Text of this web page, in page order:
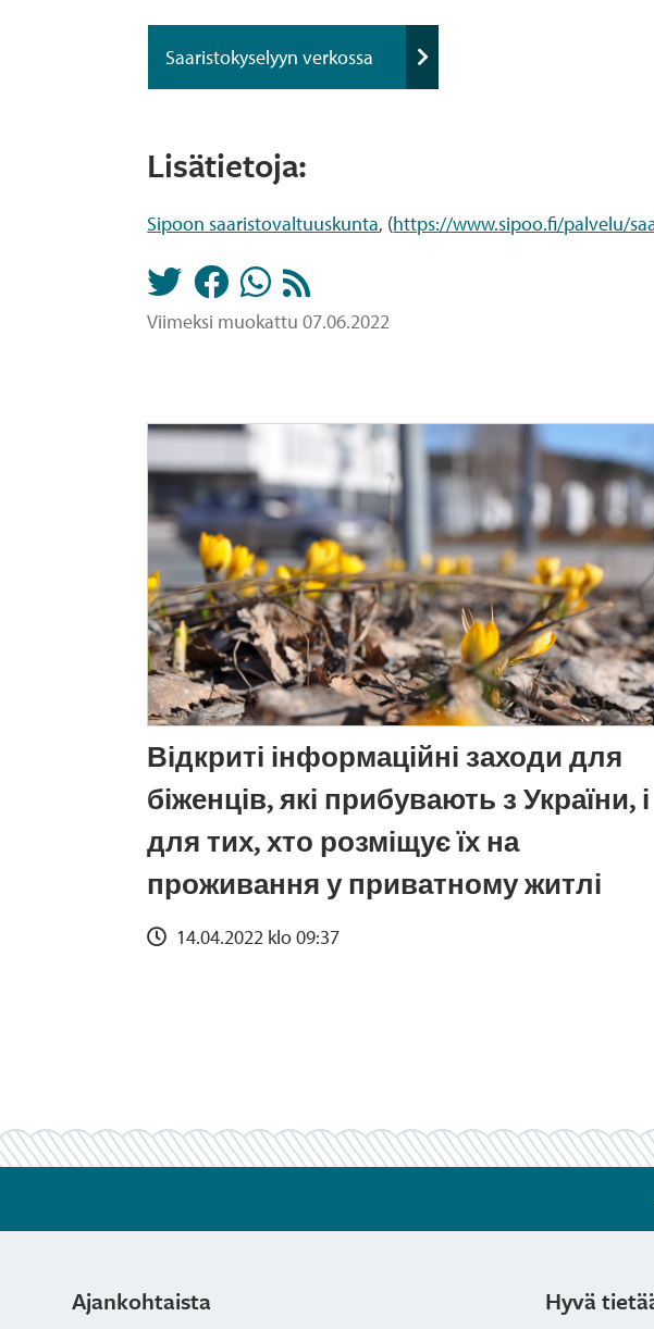
Saaristokyselyyn verkossa
Lisätietoja:
Sipoon saaristovaltuuskunta, (https://www.sipoo.fi/palvelu/
Viimeksi muokattu 07.06.2022
Відкриті інформаційні заходи для
біженців, які прибувають з України, і
для тих, хто розміщує їх на
проживання у приватному житлі
14.04.2022 klo 09:37
Ajankohtaista Hyvä